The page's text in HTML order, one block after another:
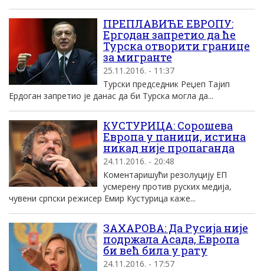
ПРЕПЛАВИЋЕ ЕВРОПУ:
Ергодан запретио да ће
Турска отворити границе
за мигранте
25.11.2016. - 11:37
Турски председник Реџеп Тајип
Ердоган запретио је данас да би Турска могла да...
КУСТУРИЦА: Сорошева
Европа у паници, истина
никад није пропаганда
24.11.2016. - 20:48
Коментаришући резолуцију ЕП
усмерену против руских медија,
чувени српски режисер Емир Кустурица каже...
ЗАХАРОВА: Да Русија није
подржала Асада, Европа
би већ била у рату
24.11.2016. - 17:57